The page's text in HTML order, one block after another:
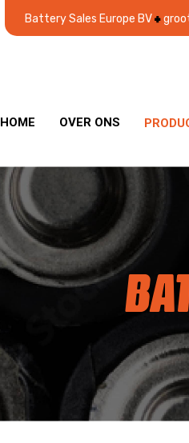
Battery Sales Europe BV
HOME OVER ONS